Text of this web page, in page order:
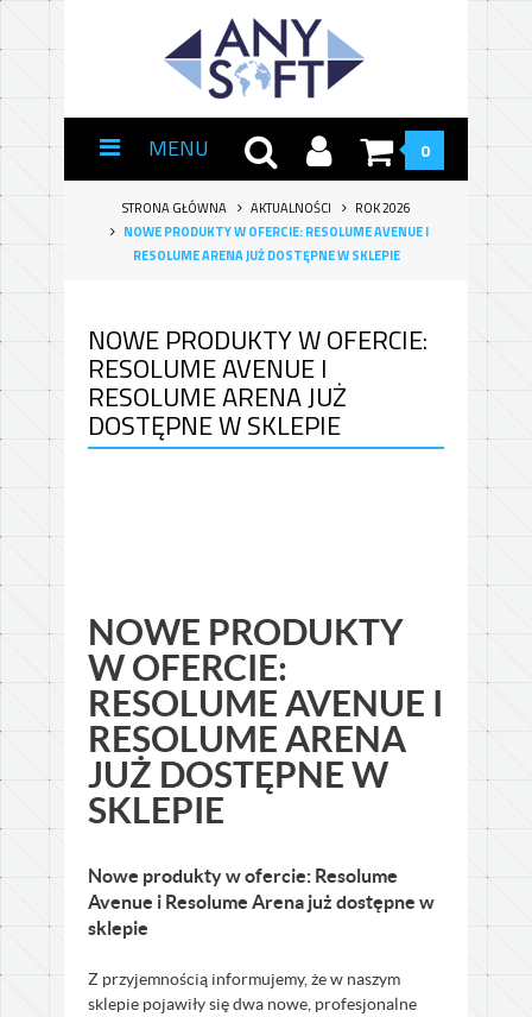
MENU 0
STRONA GŁÓWNA AKTUALNOŚCI
ROK 2026
NOWE PRODUKTY W OFERCIE: RESOLUME AVENUE I
RESOLUME ARENA JUŻ DOSTĘPNE W SKLEPIE
NOWE PRODUKTY W OFERCIE:
RESOLUME AVENUE I
RESOLUME ARENA JUŻ
DOSTĘPNE W SKLEPIE
NOWE PRODUKTY
W OFERCIE:
RESOLUME AVENUE I
RESOLUME ARENA
JUŻ DOSTĘPNE W
SKLEPIE
Nowe produkty w ofercie: Resolume
Avenue i Resolume Arena już dostępne w
sklepie
Z przyjemnością informujemy, że w naszym
sklepie pojawiły się dwa nowe, profesjonalne